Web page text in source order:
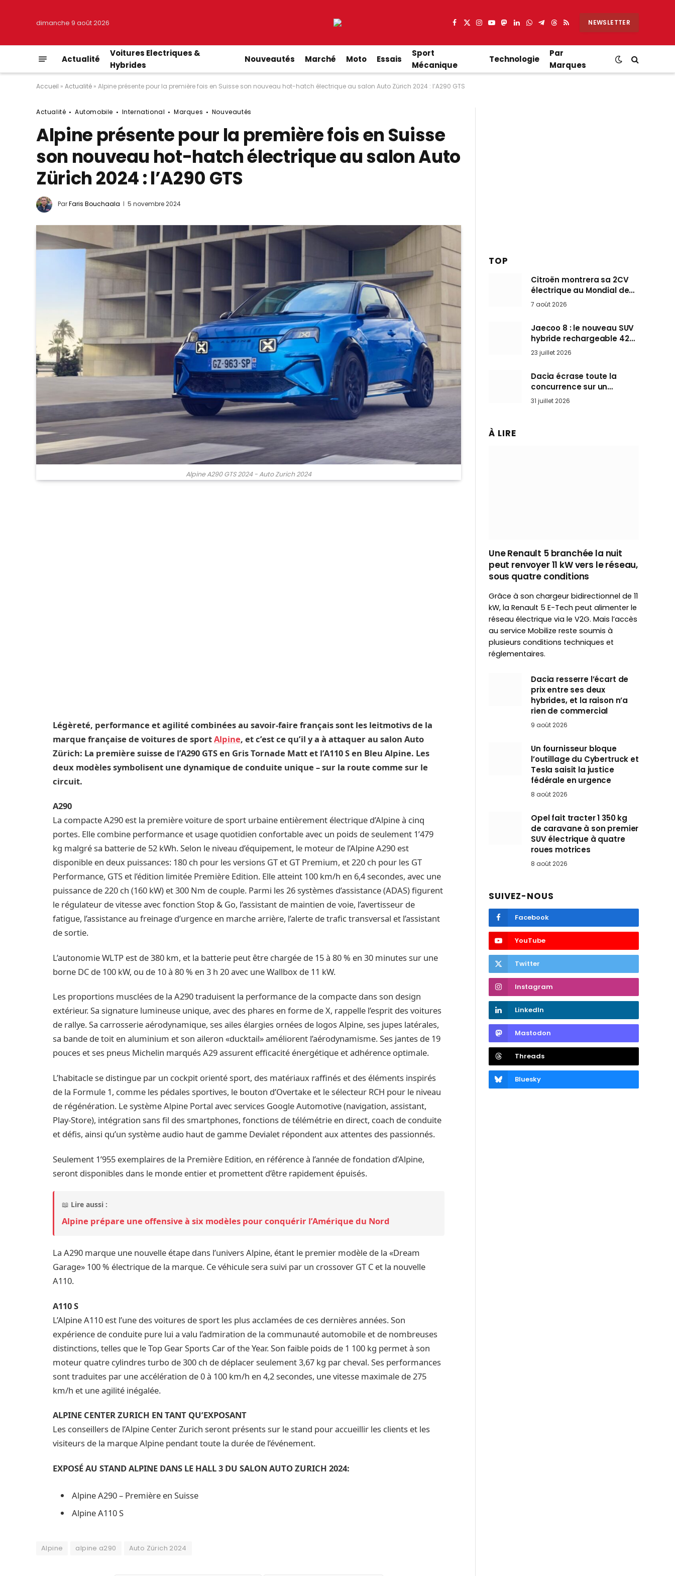
dimanche 9 août 2026 Facebook
X
Instagram
YouTube
Mastodon
LinkedIn
WhatsApp
Partager
Telegram
Threads
RSS NEWSLETTER
Actualité
Voitures Electriques &
Hybrides
Nouveautés Marché Moto Essais
Sport
Mécanique
Technologie
Par
Marques
Accueil » Actualité » Alpine présente pour la première fois en Suisse son nouveau hot-hatch électrique au salon Auto Zürich 2024 : l’A290 GTS
Actualité Automobile International Marques Nouveautés
Alpine présente pour la première fois en Suisse
son nouveau hot-hatch électrique au salon Auto
Zürich 2024 : l’A290 GTS
ParFaris Bouchaala 5 novembre 2024
Alpine A290 GTS 2024 - Auto Zurich 2024
Légèreté, performance et agilité combinées au savoir-faire français sont les leitmotivs de la
marque française de voitures de sportAlpine, et c’est ce qu’il y a à attaquer au salon Auto
Zürich: La première suisse de l’A290 GTS en Gris Tornade Matt et l’A110 S en Bleu Alpine. Les
deux modèles symbolisent une dynamique de conduite unique – sur la route comme sur le
circuit.
A290
La compacte A290 est la première voiture de sport urbaine entièrement électrique d’Alpine à cinq
portes. Elle combine performance et usage quotidien confortable avec un poids de seulement 1’479
kg malgré sa batterie de 52 kWh. Selon le niveau d’équipement, le moteur de l’Alpine A290 est
disponible en deux puissances: 180 ch pour les versions GT et GT Premium, et 220 ch pour les GT
Performance, GTS et l’édition limitée Première Edition. Elle atteint 100 km/h en 6,4 secondes, avec une
puissance de 220 ch (160 kW) et 300 Nm de couple. Parmi les 26 systèmes d’assistance (ADAS) figurent
le régulateur de vitesse avec fonction Stop & Go, l’assistant de maintien de voie, l’avertisseur de
fatigue, l’assistance au freinage d’urgence en marche arrière, l’alerte de trafic transversal et l’assistant
de sortie.
L’autonomie WLTP est de 380 km, et la batterie peut être chargée de 15 à 80 % en 30 minutes sur une
borne DC de 100 kW, ou de 10 à 80 % en 3 h 20 avec une Wallbox de 11 kW.
Les proportions musclées de la A290 traduisent la performance de la compacte dans son design
extérieur. Sa signature lumineuse unique, avec des phares en forme de X, rappelle l’esprit des voitures
de rallye. Sa carrosserie aérodynamique, ses ailes élargies ornées de logos Alpine, ses jupes latérales,
sa bande de toit en aluminium et son aileron «ducktail» améliorent l’aérodynamisme. Ses jantes de 19
pouces et ses pneus Michelin marqués A29 assurent efficacité énergétique et adhérence optimale.
L’habitacle se distingue par un cockpit orienté sport, des matériaux raffinés et des éléments inspirés
de la Formule 1, comme les pédales sportives, le bouton d’Overtake et le sélecteur RCH pour le niveau
de régénération. Le système Alpine Portal avec services Google Automotive (navigation, assistant,
Play-Store), intégration sans fil des smartphones, fonctions de télémétrie en direct, coach de conduite
et défis, ainsi qu’un système audio haut de gamme Devialet répondent aux attentes des passionnés.
Seulement 1’955 exemplaires de la Première Edition, en référence à l’année de fondation d’Alpine,
seront disponibles dans le monde entier et promettent d’être rapidement épuisés.
📖 Lire aussi :
Alpine prépare une offensive à six modèles pour conquérir l’Amérique du Nord
La A290 marque une nouvelle étape dans l’univers Alpine, étant le premier modèle de la «Dream
Garage» 100 % électrique de la marque. Ce véhicule sera suivi par un crossover GT C et la nouvelle
A110.
A110 S
L’Alpine A110 est l’une des voitures de sport les plus acclamées de ces dernières années. Son
expérience de conduite pure lui a valu l’admiration de la communauté automobile et de nombreuses
distinctions, telles que le Top Gear Sports Car of the Year. Son faible poids de 1 100 kg permet à son
moteur quatre cylindres turbo de 300 ch de déplacer seulement 3,67 kg par cheval. Ses performances
sont traduites par une accélération de 0 à 100 km/h en 4,2 secondes, une vitesse maximale de 275
km/h et une agilité inégalée.
ALPINE CENTER ZURICH EN TANT QU’EXPOSANT
Les conseillers de l’Alpine Center Zurich seront présents sur le stand pour accueillir les clients et les
visiteurs de la marque Alpine pendant toute la durée de l’événement.
EXPOSÉ AU STAND ALPINE DANS LE HALL 3 DU SALON AUTO ZURICH 2024:
Alpine A290 – Première en Suisse
Alpine A110 S
Alpine alpine a290 Auto Zürich 2024
TOP
Citroën montrera sa 2CV
électrique au Mondial de
Paris pendant que BMW et
7 août 2026
Jaecoo 8 : le nouveau SUV
hybride rechargeable 428
ch qui vise l’Audi Q7 arrive
en Europe cet automne
23 juillet 2026
Dacia écrase toute la
concurrence sur un
marché où personne ne
l’attendait
31 juillet 2026
À LIRE
Une Renault 5 branchée la nuit
peut renvoyer 11 kW vers le réseau,
sous quatre conditions
Grâce à son chargeur bidirectionnel de 11
kW, la Renault 5 E-Tech peut alimenter le
réseau électrique via le V2G. Mais l’accès
au service Mobilize reste soumis à
plusieurs conditions techniques et
réglementaires.
Dacia resserre l’écart de
prix entre ses deux
hybrides, et la raison n’a
rien de commercial
9 août 2026
Un fournisseur bloque
l’outillage du Cybertruck et
Tesla saisit la justice
fédérale en urgence
8 août 2026
Opel fait tracter 1 350 kg
de caravane à son premier
SUV électrique à quatre
roues motrices
8 août 2026
SUIVEZ-NOUS
Facebook
YouTube
Twitter
Instagram
LinkedIn
Mastodon
Threads
Bluesky